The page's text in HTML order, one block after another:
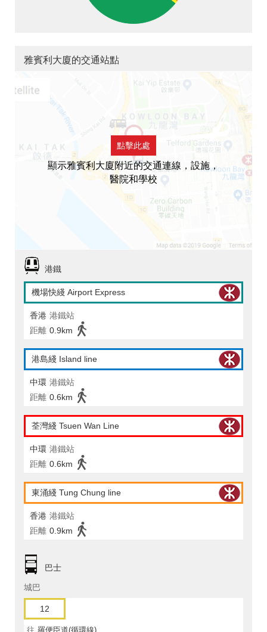
雅賓利大廈的交通站點
點擊此處
顯示雅賓利大廈附近的交通連線，設施，
醫院和學校
港鐵
機場快綫 Airport Express
香港 港鐵站
距離 0.9km
港島綫 Island line
中環 港鐵站
距離 0.6km
荃灣綫 Tsuen Wan Line
中環 港鐵站
距離 0.6km
東涌綫 Tung Chung line
香港 港鐵站
距離 0.9km
巴士
城巴
12
往 羅便臣道(循環線)